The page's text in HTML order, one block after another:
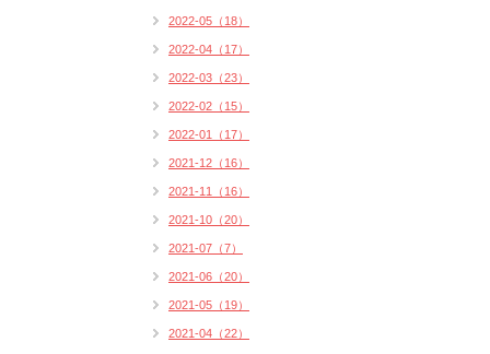
2022-05（18）
2022-04（17）
2022-03（23）
2022-02（15）
2022-01（17）
2021-12（16）
2021-11（16）
2021-10（20）
2021-07（7）
2021-06（20）
2021-05（19）
2021-04（22）